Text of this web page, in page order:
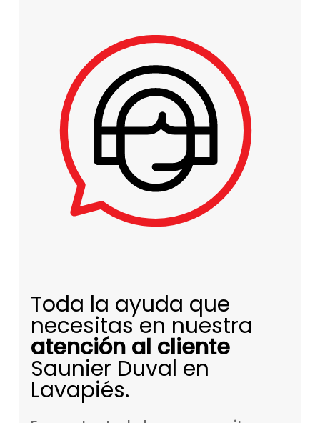
Toda la ayuda que
necesitas en nuestra
atención al cliente
Saunier Duval en
Lavapiés.